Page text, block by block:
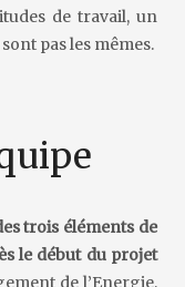
de travail, un
pas les mêmes.
trois éléments de
le début du projet
de l’Energie,